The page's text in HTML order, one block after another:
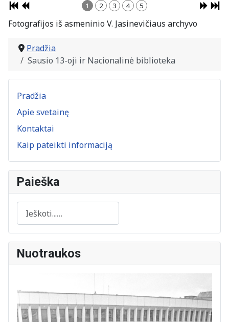
1 2 3 4 5
Fotografijos iš asmeninio V. Jasinevičiaus archyvo
Pradžia
Sausio 13-oji ir Nacionalinė biblioteka
Pradžia
Apie svetainę
Kontaktai
Kaip pateikti informaciją
Paieška
Paieška
Nuotraukos